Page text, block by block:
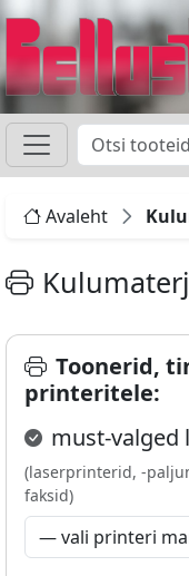
Avaleht
Toonerid,
printeritele:
must-valged
(laserprinterid, -
faksid)